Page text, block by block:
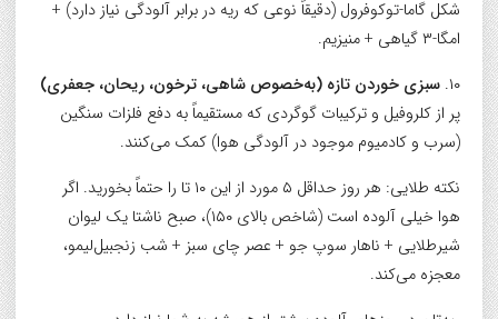
شکل گاما-توکوفرول (دقیقاً نوعی که ریه در برابر آلودگی نیاز دارد) +
امگا-۳ گیاهی + منیزیم.
۱۰. سبزی خوردن تازه (به‌خصوص شاهی، ترخون، ریحان، جعفری)
پر از کلروفیل و ترکیبات گوگردی که مستقیماً به دفع فلزات سنگین
(سرب و کادمیوم موجود در آلودگی هوا) کمک می‌کنند.
نکته طلایی: هر روز حداقل ۵ مورد از این ۱۰ تا را حتماً بخورید. اگر
هوا خیلی آلوده است (شاخص بالای ۱۵۰)، صبح ناشتا یک لیوان
شیرطلایی + ناهار سوپ جو + عصر چای سبز + شب زنجبیل‌لیمو،
معجزه می‌کند.